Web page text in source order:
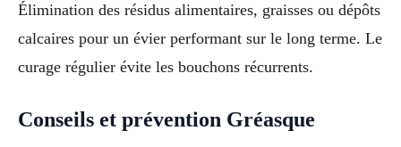
Élimination des résidus alimentaires, graisses ou dépôts
calcaires pour un évier performant sur le long terme. Le
curage régulier évite les bouchons récurrents.
Conseils et prévention Gréasque